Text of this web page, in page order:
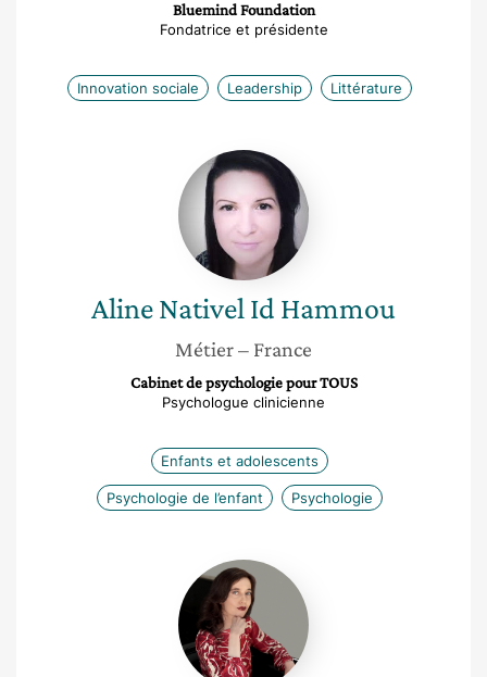
Bluemind Foundation
Fondatrice et présidente
Innovation sociale Leadership Littérature
Aline
Nativel
Id
Hammou
AlineNativel Id Hammou
Métier– France
Cabinet de psychologie pour TOUS
Psychologue clinicienne
Enfants et adolescents
Psychologie de l’enfant Psychologie
Juliette
Hazart